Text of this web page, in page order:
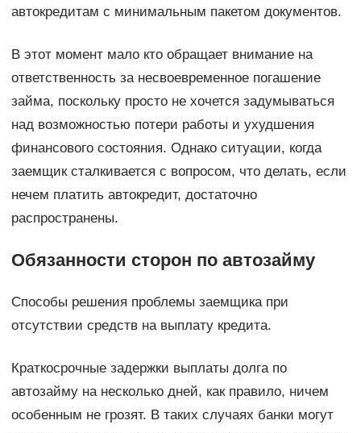
автокредитам с минимальным пакетом документов.
В этот момент мало кто обращает внимание на
ответственность за несвоевременное погашение
займа, поскольку просто не хочется задумываться
над возможностью потери работы и ухудшения
финансового состояния. Однако ситуации, когда
заемщик сталкивается с вопросом, что делать, если
нечем платить автокредит, достаточно
распространены.
Обязанности сторон по автозайму
Способы решения проблемы заемщика при
отсутствии средств на выплату кредита.
Краткосрочные задержки выплаты долга по
автозайму на несколько дней, как правило, ничем
особенным не грозят. В таких случаях банки могут